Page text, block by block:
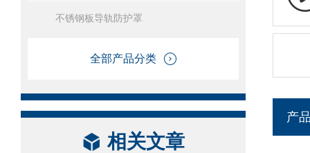
不锈钢板导轨防护罩
全部产品分类
相关文章
产